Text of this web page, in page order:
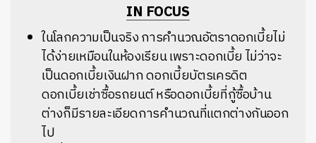
IN FOCUS
ในโลกความเป็นจริง การคำนวณอัตราดอกเบี้ยไม่
ได้ง่ายเหมือนในห้องเรียน เพราะดอกเบี้ย ไม่ว่าจะ
เป็นดอกเบี้ยเงินฝาก ดอกเบี้ยบัตรเครดิต
ดอกเบี้ยเช่าซื้อรถยนต์ หรือดอกเบี้ยที่กู้ซื้อบ้าน
ต่างก็มีรายละเอียดการคำนวณที่แตกต่างกันออก
ไป